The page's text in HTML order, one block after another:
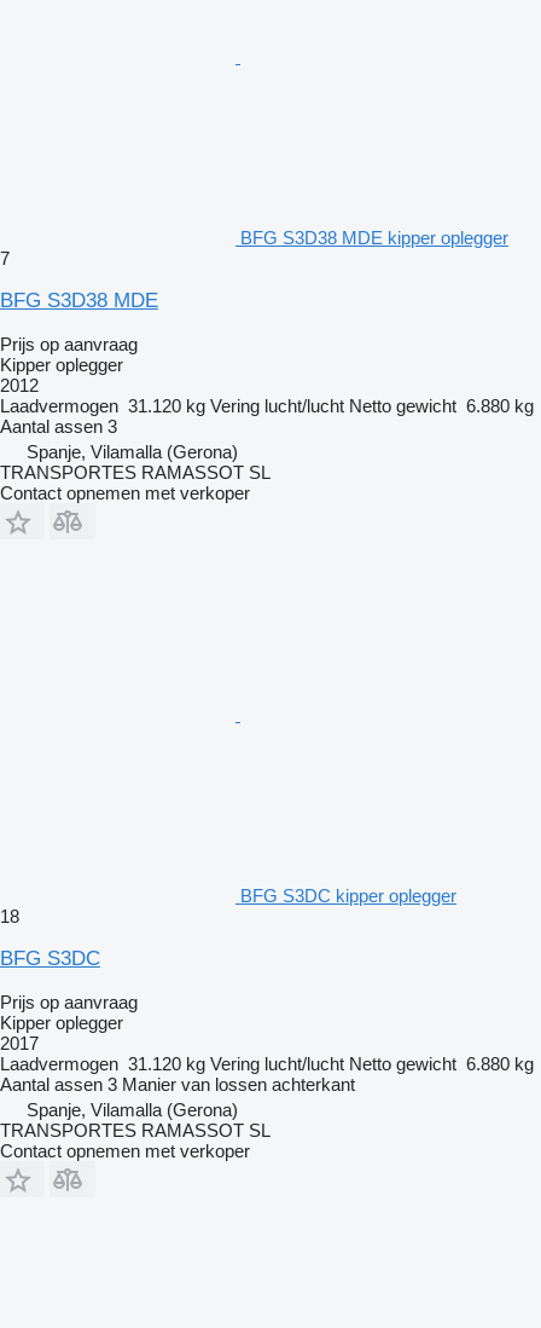
BFG S3D38 MDE kipper oplegger
7
BFG S3D38 MDE
Prijs op aanvraag
Kipper oplegger
2012
Laadvermogen 31.120 kg Vering lucht/lucht Netto gewicht 6.880 kg
Aantal assen 3
Spanje, Vilamalla (Gerona)
TRANSPORTES RAMASSOT SL
Contact opnemen met verkoper
BFG S3DC kipper oplegger
18
BFG S3DC
Prijs op aanvraag
Kipper oplegger
2017
Laadvermogen 31.120 kg Vering lucht/lucht Netto gewicht 6.880 kg
Aantal assen 3 Manier van lossen achterkant
Spanje, Vilamalla (Gerona)
TRANSPORTES RAMASSOT SL
Contact opnemen met verkoper